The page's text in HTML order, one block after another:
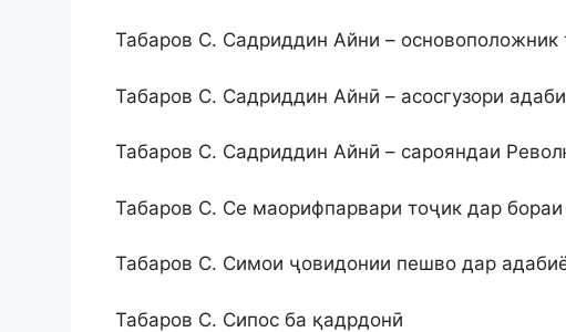
Табаров С. Садриддин Айни – основоположник
Табаров С. Садриддин Айнӣ – асосгузори
Табаров С. Садриддин Айнӣ – сарояндаи
Табаров С. Се маорифпарвари тоҷик дар
Табаров С. Симои ҷовидонии пешво дар
Табаров С. Сипос ба қадрдонӣ